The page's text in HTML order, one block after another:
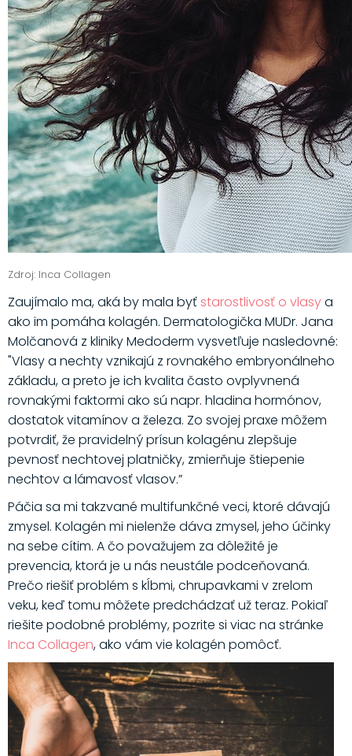
Zdroj: Inca Collagen
Zaujímalo ma, aká by mala byťstarostlivosť o vlasya
ako im pomáha kolagén. Dermatologička MUDr. Jana
Molčanová z kliniky Medoderm vysvetľuje nasledovné:
"Vlasy a nechty vznikajú z rovnakého embryonálneho
základu, a preto je ich kvalita často ovplyvnená
rovnakými faktormi ako sú napr. hladina hormónov,
dostatok vitamínov a železa. Zo svojej praxe môžem
potvrdiť, že pravidelný prísun kolagénu zlepšuje
pevnosť nechtovej platničky, zmierňuje štiepenie
nechtov a lámavosť vlasov.”
Páčia sa mi takzvané multifunkčné veci, ktoré dávajú
zmysel. Kolagén mi nielenže dáva zmysel, jeho účinky
na sebe cítim. A čo považujem za dôležité je
prevencia, ktorá je u nás neustále podceňovaná.
Prečo riešiť problém s kĺbmi, chrupavkami v zrelom
veku, keď tomu môžete predchádzať už teraz. Pokiaľ
riešite podobné problémy, pozrite si viac na stránke
Inca Collagen, ako vám vie kolagén pomôcť.